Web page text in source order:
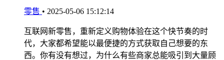
零售 • 2025-05-06 15:12:14
互联网新零售，重新定义购物体验在这个快节奏的时
代，大家都希望能以最便捷的方式获取自己想要的东
西。你有没有想过，为什么有些商家总能吸引到大量顾